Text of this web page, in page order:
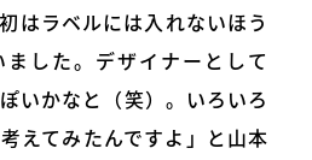
はラベルには入れないほう
した。デザイナーとして
いかなと（笑）。いろいろ
えてみたんですよ」と山本